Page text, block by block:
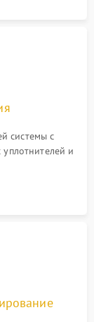
системы с
и
корпуса
для